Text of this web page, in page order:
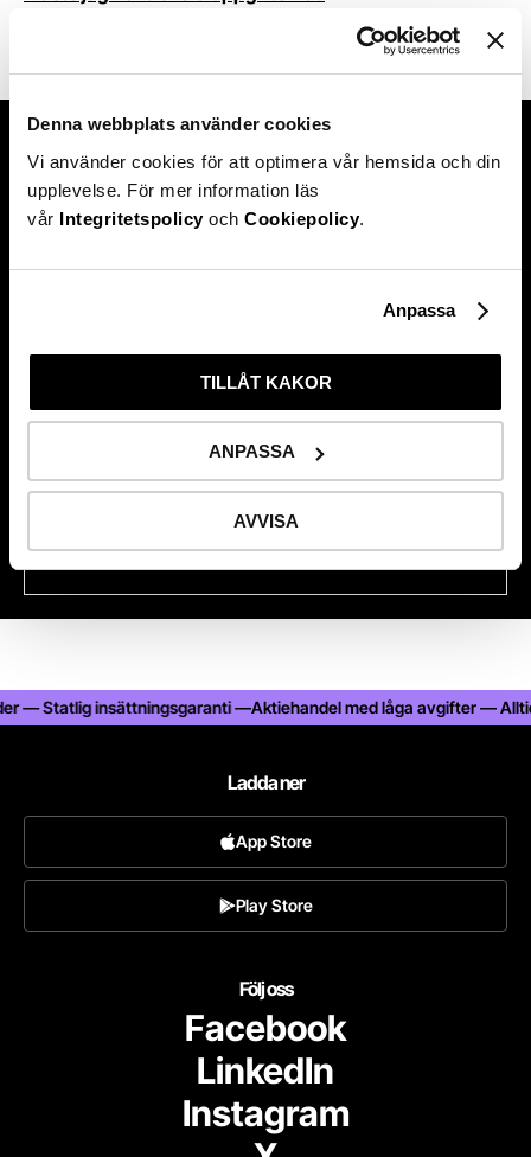
Denna webbplats använder cookies
Vi använder cookies för att optimera vår hemsida och din
upplevelse. För mer information läs
vår Integritetspolicy och Cookiepolicy.
Anpassa
TILLÅT KAKOR
ANPASSA
AVVISA
Hittade du inte svaret på din
fråga?
— Statlig insättningsgaranti —Aktiehandel med låga avgifter —
Ladda ner
App Store
Play Store
Följ oss
Facebook
LinkedIn
Instagram